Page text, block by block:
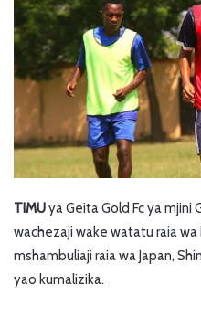
TIMUya Geita Gold Fc ya
wachezaji wake watatu raia
mshambuliaji raia wa Japan,
yao kumalizika.